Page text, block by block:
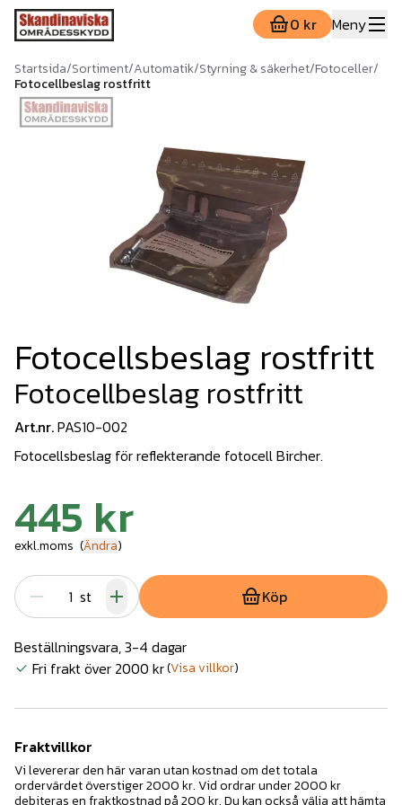
0 kr Meny
Startsida/Sortiment/Automatik/Styrning & säkerhet/Fotoceller/
Fotocellbeslag rostfritt
Fotocellsbeslag rostfritt
Fotocellbeslag rostfritt
Art.nr.PAS10-002
Fotocellsbeslag för reflekterande fotocell Bircher.
445 kr
exkl.moms (Ändra)
st Köp
Beställningsvara, 3-4 dagar
Fri frakt över 2000 kr(Visa villkor)
Fraktvillkor
Vi levererar den här varan utan kostnad om det totala
ordervärdet överstiger 2000 kr. Vid ordrar under 2000 kr
debiteras en fraktkostnad på 200 kr. Du kan också välja att hämta